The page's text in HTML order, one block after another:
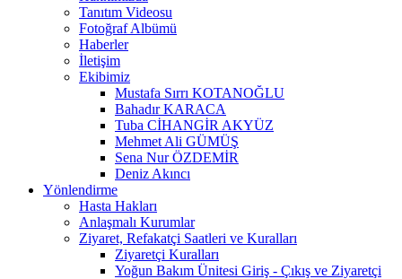
Tanıtım Videosu
Fotoğraf Albümü
Haberler
İletişim
Ekibimiz
Mustafa Sırrı KOTANOĞLU
Bahadır KARACA
Tuba CİHANGİR AKYÜZ
Mehmet Ali GÜMÜŞ
Sena Nur ÖZDEMİR
Deniz Akıncı
Yönlendirme
Hasta Hakları
Anlaşmalı Kurumlar
Ziyaret, Refakatçi Saatleri ve Kuralları
Ziyaretçi Kuralları
Yoğun Bakım Ünitesi Giriş - Çıkış ve Ziyaretçi